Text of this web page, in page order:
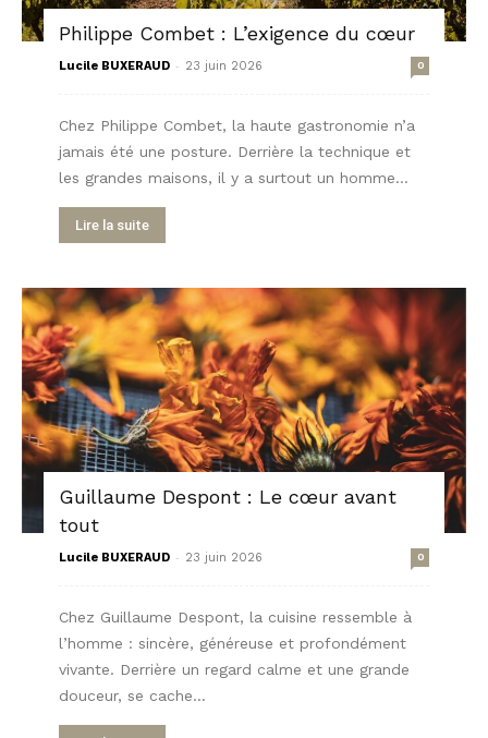
Philippe Combet : L’exigence du cœur
Lucile BUXERAUD - 23 juin 2026 0
Chez Philippe Combet, la haute gastronomie n’a
jamais été une posture. Derrière la technique et
les grandes maisons, il y a surtout un homme...
Lire la suite
Guillaume Despont : Le cœur avant
tout
Lucile BUXERAUD - 23 juin 2026 0
Chez Guillaume Despont, la cuisine ressemble à
l’homme : sincère, généreuse et profondément
vivante. Derrière un regard calme et une grande
douceur, se cache...